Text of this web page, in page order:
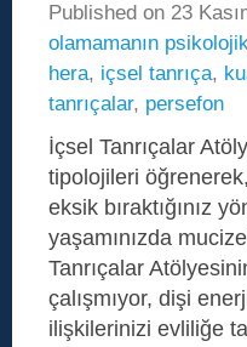
Published on 23
olamamanın
hera, içsel tanrıça,
tanrıçalar, persefon
İçsel Tanrıçalar
tipolojileri
eksik bıraktığınız
yaşamınızda
Tanrıçalar
çalışmıyor, dişi
ilişkilerinizi evliliğe